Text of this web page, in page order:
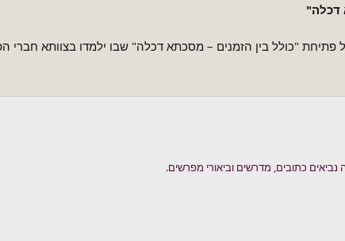
דכלה"
"כולל בין הזמנים – מסכתא דכלה" שבו ילמדו בצוותא חברי
נביאים כתובים, מדרשים וביאורי מפרשים.